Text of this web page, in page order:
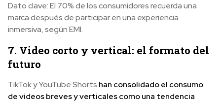
Dato clave: El 70% de los consumidores recuerda una
marca después de participar en una experiencia
inmersiva, según EMI.
7. Video corto y vertical: el formato del
futuro
TikTok y YouTube Shorts han consolidado el consumo
de videos breves y verticales como una tendencia